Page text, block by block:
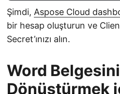
Şimdi, Aspose Cloud
bir hesap oluşturun ve
Secret’ınızı alın.
Word Belgesini
Dönüştürmek